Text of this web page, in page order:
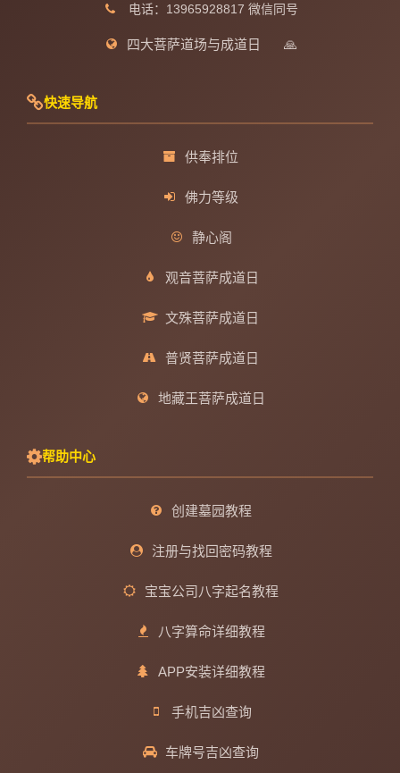
电话：13965928817 微信同号
四大菩萨道场与成道日 🙏
快速导航
供奉排位
佛力等级
静心阁
观音菩萨成道日
文殊菩萨成道日
普贤菩萨成道日
地藏王菩萨成道日
帮助中心
创建墓园教程
注册与找回密码教程
宝宝公司八字起名教程
八字算命详细教程
APP安装详细教程
手机吉凶查询
车牌号吉凶查询